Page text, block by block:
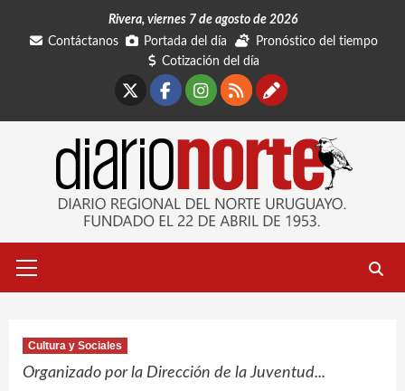
Rivera, viernes 7 de agosto de 2026
Contáctanos
Portada del día
Pronóstico del tiempo
Cotización del día
Facebook
Instagram
RSSContáctanos
primario
Cultura y Sociales
Organizado por la Dirección de la Juventud...